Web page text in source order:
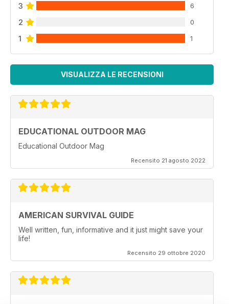
3 6
2 0
1 1
VISUALIZZA LE RECENSIONI
EDUCATIONAL OUTDOOR MAG
Educational Outdoor Mag
Recensito 21 agosto 2022
AMERICAN SURVIVAL GUIDE
Well written, fun, informative and it just might save your
life!
Recensito 29 ottobre 2020